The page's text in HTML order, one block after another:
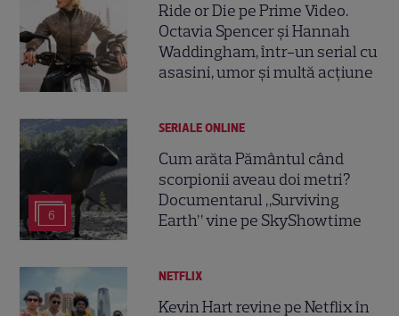
Ride or Die pe Prime Video.
Octavia Spencer și Hannah
Waddingham, într-un serial cu
asasini, umor și multă acțiune
6
SERIALE ONLINE
Cum arăta Pământul când
scorpionii aveau doi metri?
Documentarul „Surviving
Earth” vine pe SkyShowtime
NETFLIX
Kevin Hart revine pe Netflix în